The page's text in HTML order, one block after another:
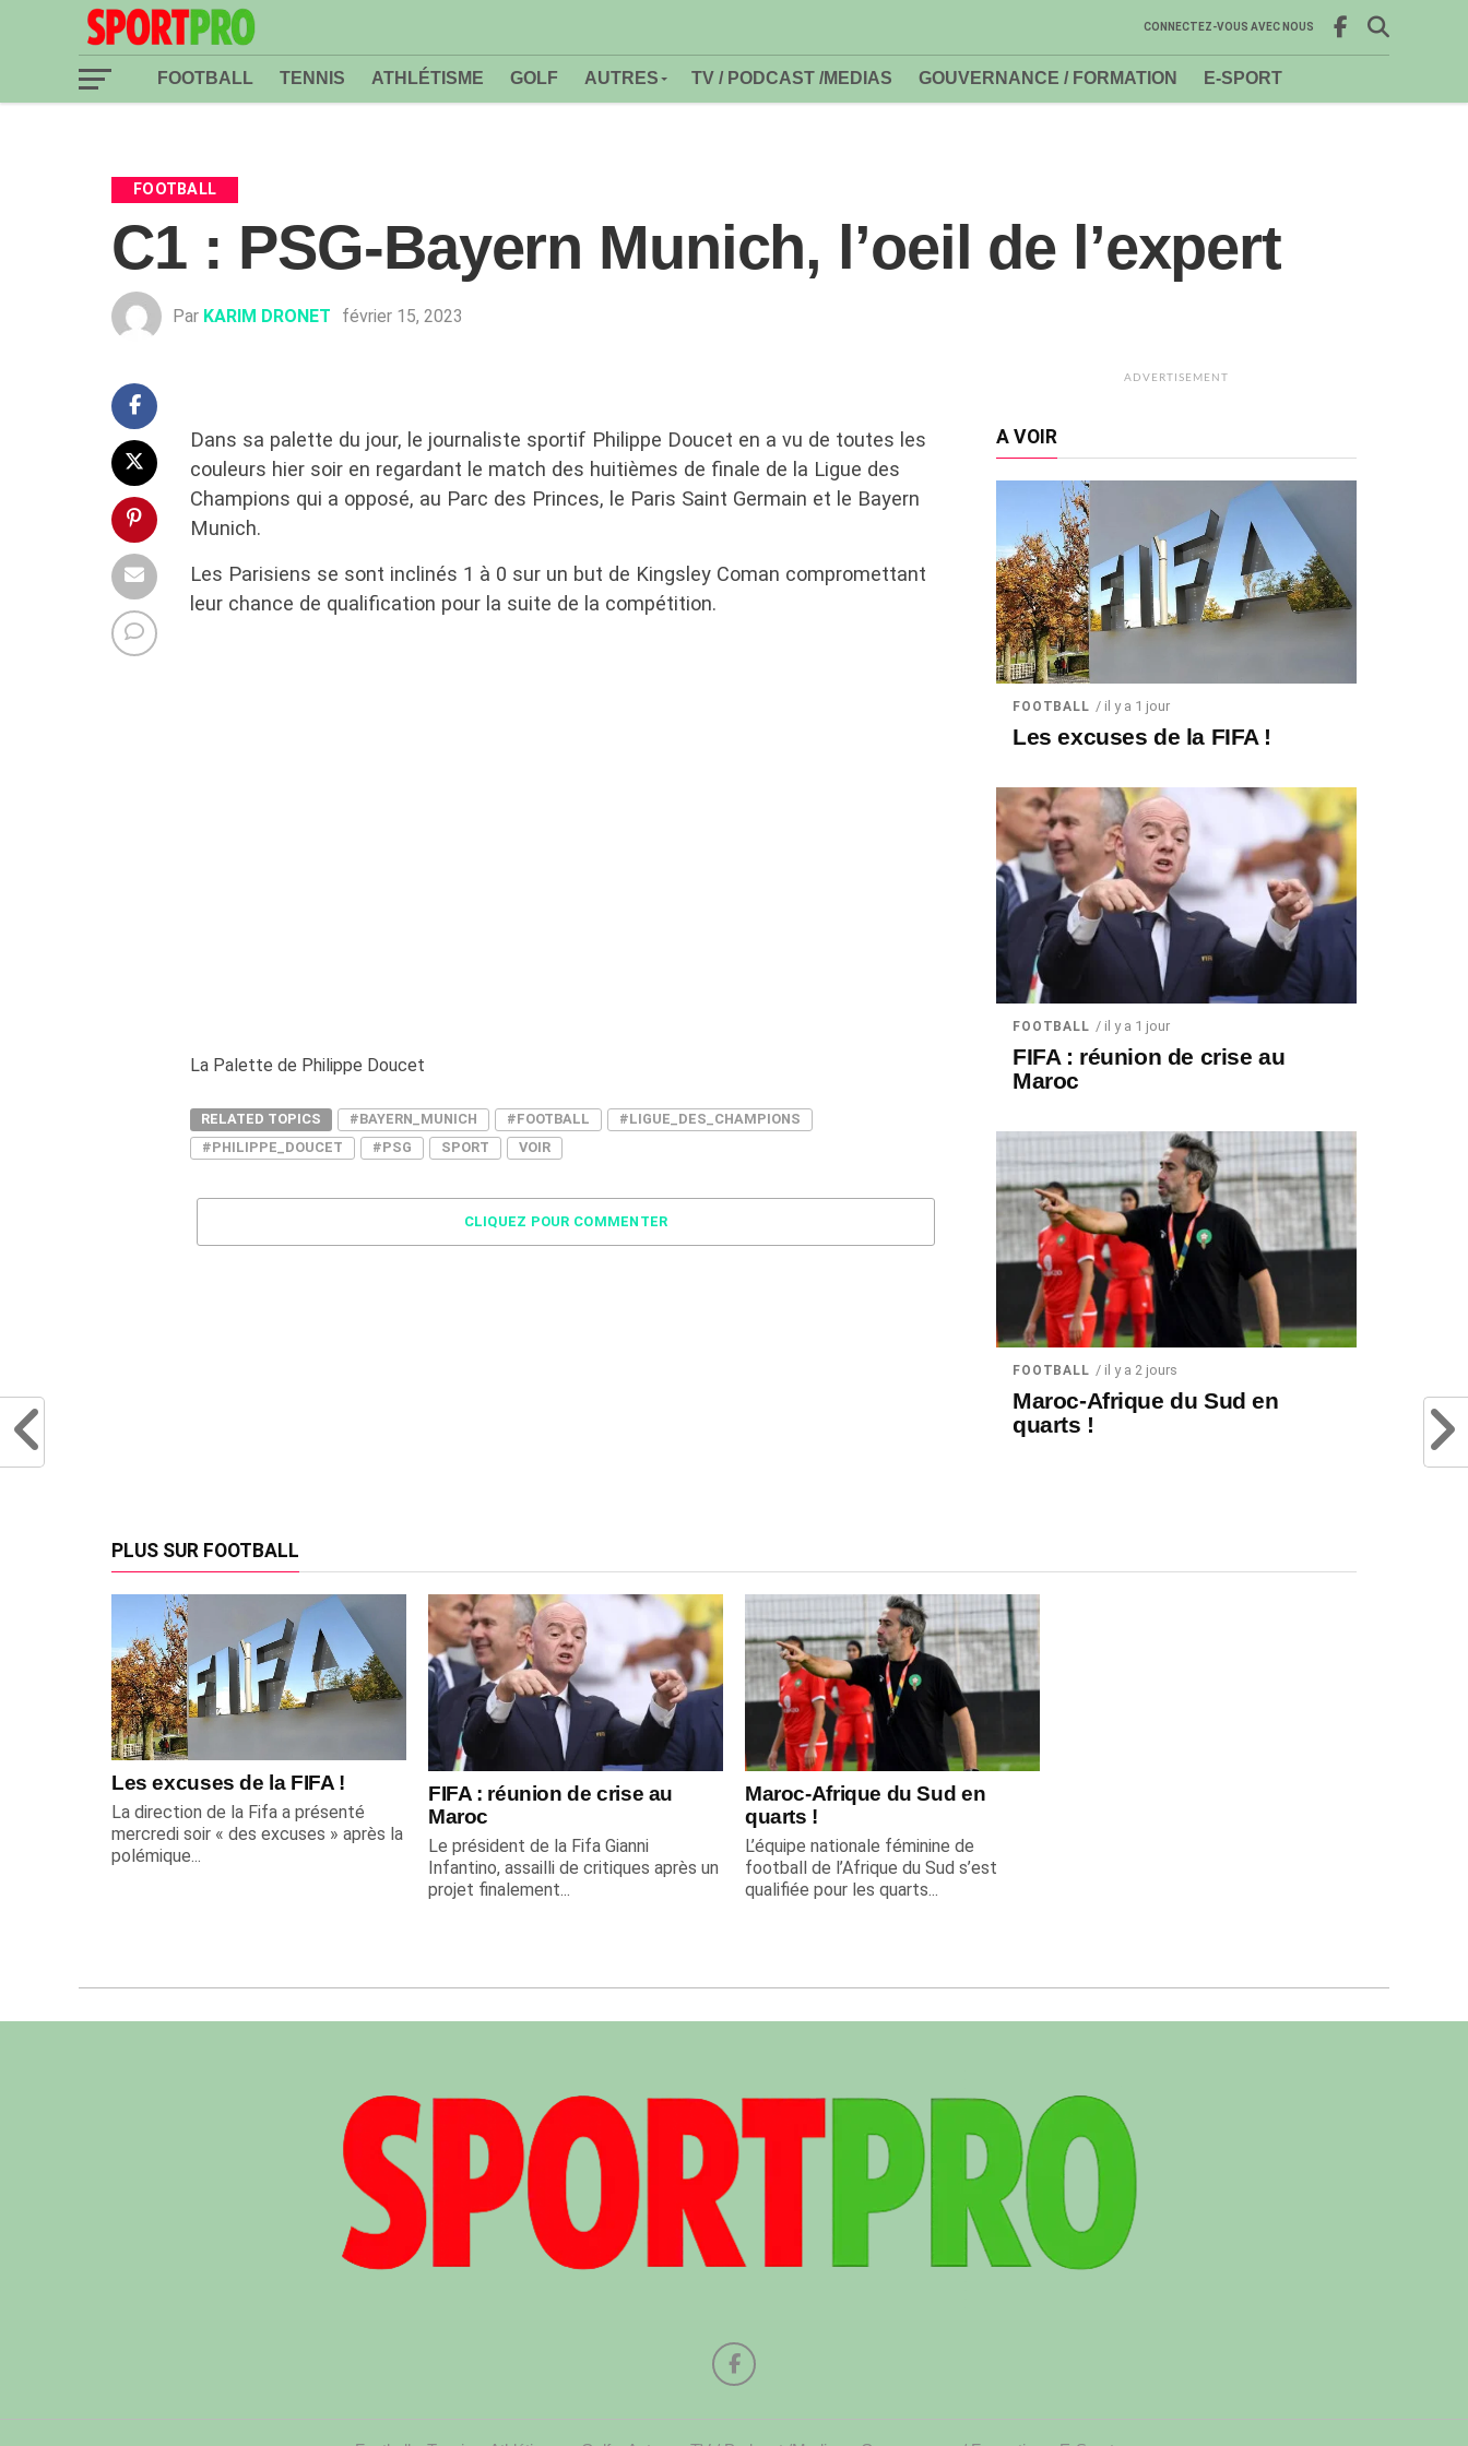
CONNECTEZ-VOUS AVEC NOUS
FOOTBALL TENNIS ATHLÉTISME GOLF AUTRES TV / PODCAST /MEDIAS GOUVERNANCE / FORMATION E-SPORT
FOOTBALL
C1 : PSG-Bayern Munich, l’oeil de l’expert
Par KARIM DRONET février 15, 2023
Dans sa palette du jour, le journaliste sportif Philippe Doucet en a vu de toutes les
couleurs hier soir en regardant le match des huitièmes de finale de la Ligue des
Champions qui a opposé, au Parc des Princes, le Paris Saint Germain et le Bayern
Munich.
Les Parisiens se sont inclinés 1 à 0 sur un but de Kingsley Coman compromettant
leur chance de qualification pour la suite de la compétition.
La Palette de Philippe Doucet
RELATED TOPICS #BAYERN_MUNICH #FOOTBALL
#LIGUE_DES_CHAMPIONS
#PHILIPPE_DOUCET
#PSG SPORT VOIR
CLIQUEZ POUR COMMENTER
ADVERTISEMENT
A VOIR
FOOTBALL / il y a 1 jour
Les excuses de la FIFA !
FOOTBALL / il y a 1 jour
FIFA : réunion de crise au
Maroc
FOOTBALL / il y a 2 jours
Maroc-Afrique du Sud en
quarts !
PLUS SUR FOOTBALL
Les excuses de la FIFA !
La direction de la Fifa a présenté
mercredi soir « des excuses » après la
polémique...
FIFA : réunion de crise au
Maroc
Le président de la Fifa Gianni
Infantino, assailli de critiques après un
projet finalement...
Maroc-Afrique du Sud en
quarts !
L’équipe nationale féminine de
football de l’Afrique du Sud s’est
qualifiée pour les quarts...